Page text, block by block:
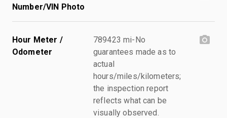
Number/VIN Photo
Hour Meter /
Odometer
789423 mi-No
guarantees made as to
actual
hours/miles/kilometers;
the inspection report
reflects what can be
visually observed.